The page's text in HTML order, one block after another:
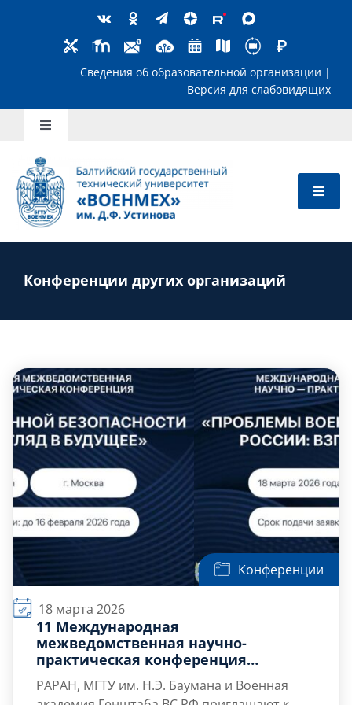
Сведения об образовательной
Toggle
Школьникам
Абитуриентам
Преподавателям
Слушателям
Партнерам
НИОКР
Конференции других организаций
Конференции
18 марта 2026
11 Международная
межведомственная научно-
практическая конференция
научного отделения № 10 РАРАН
«Проблемы военной безопасности
РАРАН, МГТУ им. Н.Э. Баумана и Военная